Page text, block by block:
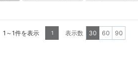
～1件を表示 1 表示数 30 60 90